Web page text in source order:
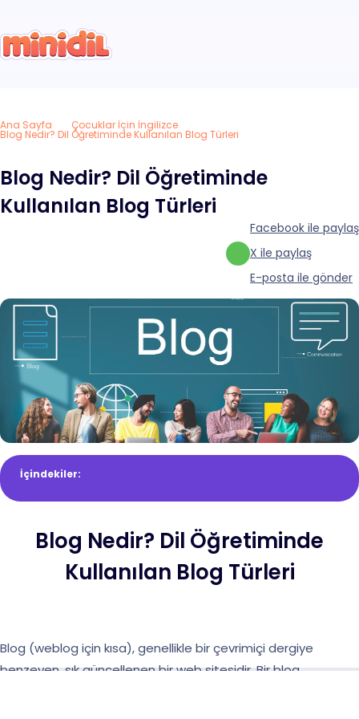
Ana Sayfa Çocuklar İçin İngilizce
Blog Nedir? Dil Öğretiminde Kullanılan Blog Türleri
Blog Nedir? Dil Öğretiminde
Kullanılan Blog Türleri
Facebook ile paylaş
X ile paylaş
E-posta ile gönder
İçindekiler:
Blog Nedir? Dil Öğretiminde
Kullanılan Blog Türleri
Blog (weblog için kısa), genellikle bir çevrimiçi dergiye
benzeyen, sık güncellenen bir web sitesidir. Bir blog